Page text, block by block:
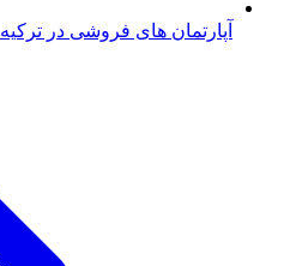
آپارتمان های فروشی در ترکیه